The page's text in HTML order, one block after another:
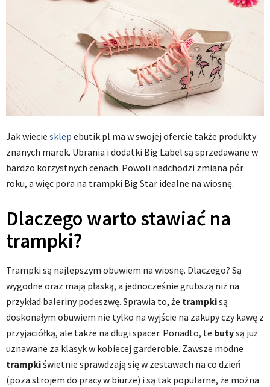
Jak wiecie sklep ebutik.pl ma w swojej ofercie także produkty
znanych marek. Ubrania i dodatki Big Label są sprzedawane w
bardzo korzystnych cenach. Powoli nadchodzi zmiana pór
roku, a więc pora na trampki Big Star idealne na wiosnę.
Dlaczego warto stawiać na
trampki?
Trampki są najlepszym obuwiem na wiosnę. Dlaczego? Są
wygodne oraz mają płaską, a jednocześnie grubszą niż na
przykład baleriny podeszwę. Sprawia to, że trampkisą
doskonałym obuwiem nie tylko na wyjście na zakupy czy kawę z
przyjaciółką, ale także na długi spacer. Ponadto, te butysą już
uznawane za klasyk w kobiecej garderobie. Zawsze modne
trampkiświetnie sprawdzają się w zestawach na co dzień
(poza strojem do pracy w biurze) i są tak popularne, że można